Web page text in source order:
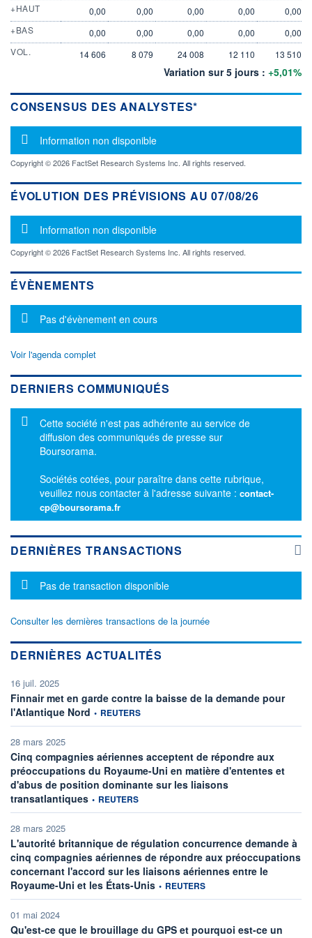
+HAUT
0,00 0,00 0,00 0,00
0,00
+BAS
0,00 0,00 0,00 0,00
0,00
VOL.
14 606 8 079 24 008 12 110 13 510
Variation sur 5 jours : +5,01%
CONSENSUS DES ANALYSTES*
Message d'information
Information non disponible
Copyright © 2026 FactSet Research Systems Inc. All rights reserved.
ÉVOLUTION DES PRÉVISIONS AU 07/08/26
Message d'information
Information non disponible
Copyright © 2026 FactSet Research Systems Inc. All rights reserved.
ÉVÈNEMENTS
Message d'information
Pas d'évènement en cours
Voir l'agenda complet
DERNIERS COMMUNIQUÉS
Message d'information
Cette société n'est pas adhérente au service de
diffusion des communiqués de presse sur
Boursorama.
Sociétés cotées, pour paraître dans cette rubrique,
veuillez nous contacter à l'adresse suivante : contact-
cp@boursorama.fr
DERNIÈRES TRANSACTIONS
Message d'information
Pas de transaction disponible
Consulter les dernières transactions de la journée
DERNIÈRES ACTUALITÉS
16 juil. 2025
Finnair met en garde contre la baisse de la demande pour
l'Atlantique Nord information fournie par
• REUTERS
28 mars 2025
Cinq compagnies aériennes acceptent de répondre aux
préoccupations du Royaume-Uni en matière d'ententes et
d'abus de position dominante sur les liaisons
transatlantiques information fournie par
• REUTERS
28 mars 2025
L'autorité britannique de régulation concurrence demande à
cinq compagnies aériennes de répondre aux préoccupations
concernant l'accord sur les liaisons aériennes entre le
Royaume-Uni et les États-Unis information fournie par
• REUTERS
01 mai 2024
Qu'est-ce que le brouillage du GPS et pourquoi est-ce un